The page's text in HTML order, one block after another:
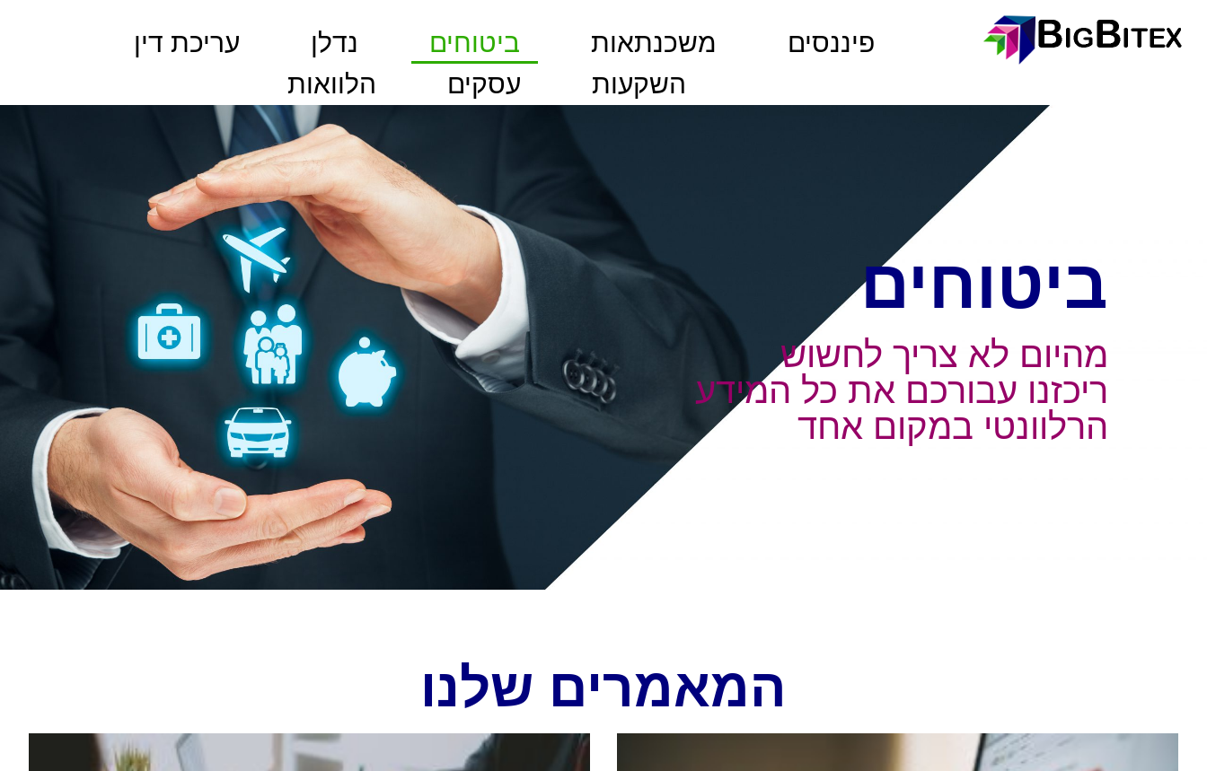
פיננסים משכנתאות ביטוחים נדלן
עריכת דין
השקעות
עסקים הלוואות
ביטוחים​
מהיום לא צריך לחשוש
ריכזנו עבורכם את כל המידע
הרלוונטי במקום אחד
המאמרים שלנו